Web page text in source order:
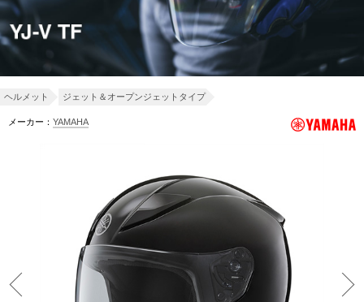
ヘルメット ジェット＆オープンジェットタイプ
メーカー： YAMAHA